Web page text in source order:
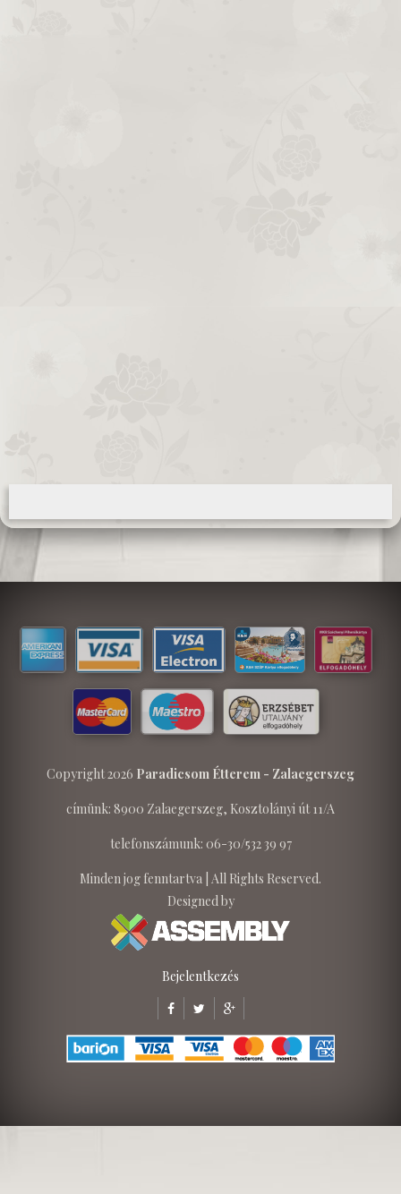
Copyright 2026 Paradicsom Étterem - Zalaegerszeg
címünk: 8900 Zalaegerszeg, Kosztolányi út 11/A
telefonszámunk: 06-30/532 39 97
Minden jog fenntartva | All Rights Reserved.
Designed by
Bejelentkezés